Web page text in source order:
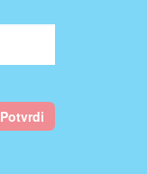
Potvrdi